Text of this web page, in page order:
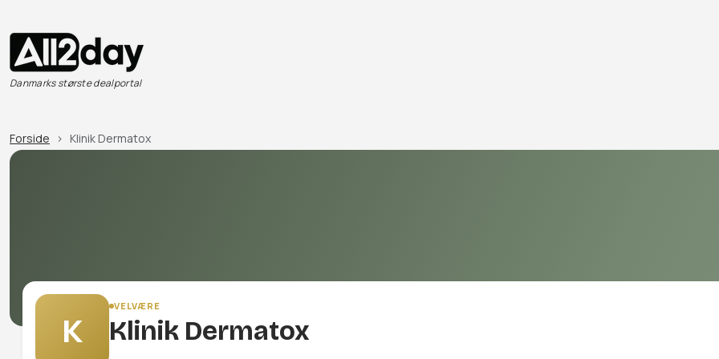
Danmarks største dealportal
Forside Klinik Dermatox
K
VELVÆRE
Klinik Dermatox